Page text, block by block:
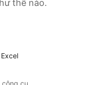
thế nào.
công cụ